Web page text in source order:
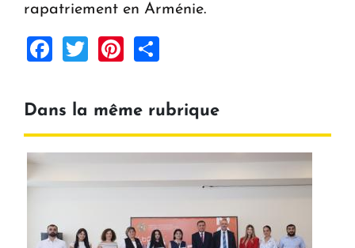
rapatriement en Arménie.
Facebook
TwitterPinterest
Dans la même rubrique